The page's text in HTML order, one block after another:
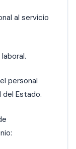
al servicio
personal
del Estado.